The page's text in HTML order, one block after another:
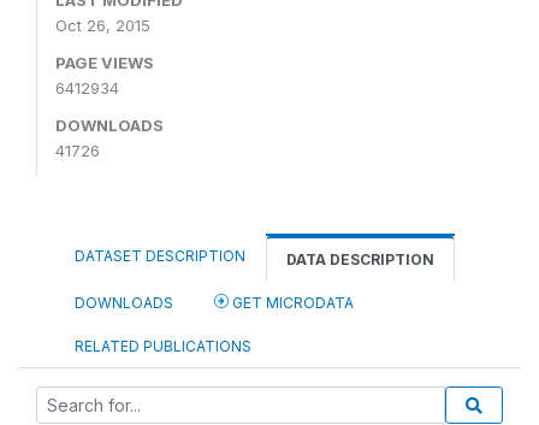
Oct 26, 2015
PAGE VIEWS
6412934
DOWNLOADS
41726
DATASET DESCRIPTION DATA DESCRIPTION
DOWNLOADS GET MICRODATA
RELATED PUBLICATIONS